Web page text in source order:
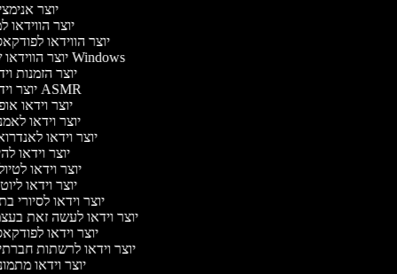
יוצר
יוצר הווידאו
יוצר הווידאו
יוצר הווידאו של Windows
יוצר הזמנות
יוצר וידאו ASMR
יוצר וידאו
יוצר וידאו
יוצר וידאו
יוצר וידאו
יוצר וידאו
יוצר וידאו
יוצר וידאו לסיורי
יוצר וידאו לעשה זאת
יוצר וידאו
יוצר וידאו לרשתות
יוצר וידאו